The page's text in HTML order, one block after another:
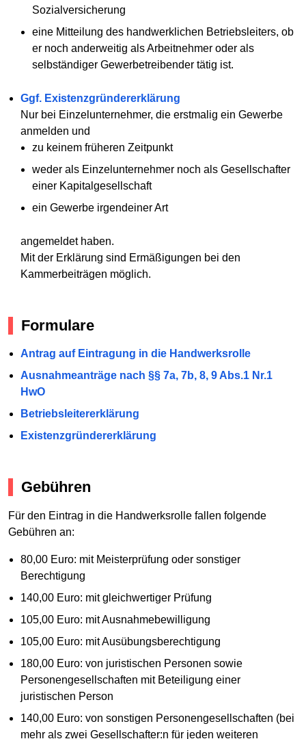
Sozialversicherung
eine Mitteilung des handwerklichen Betriebsleiters, ob
er noch anderweitig als Arbeitnehmer oder als
selbständiger Gewerbetreibender tätig ist.
Ggf. Existenzgründererklärung
Nur bei Einzelunternehmer, die erstmalig ein Gewerbe
anmelden und
zu keinem früheren Zeitpunkt
weder als Einzelunternehmer noch als Gesellschafter
einer Kapitalgesellschaft
ein Gewerbe irgendeiner Art
angemeldet haben.
Mit der Erklärung sind Ermäßigungen bei den
Kammerbeiträgen möglich.
Formulare
Antrag auf Eintragung in die Handwerksrolle
Ausnahmeanträge nach §§ 7a, 7b, 8, 9 Abs.1 Nr.1
HwO
Betriebsleitererklärung
Existenzgründererklärung
Gebühren
Für den Eintrag in die Handwerksrolle fallen folgende
Gebühren an:
80,00 Euro: mit Meisterprüfung oder sonstiger
Berechtigung
140,00 Euro: mit gleichwertiger Prüfung
105,00 Euro: mit Ausnahmebewilligung
105,00 Euro: mit Ausübungsberechtigung
180,00 Euro: von juristischen Personen sowie
Personengesellschaften mit Beteiligung einer
juristischen Person
140,00 Euro: von sonstigen Personengesellschaften (bei
mehr als zwei Gesellschafter:n für jeden weiteren